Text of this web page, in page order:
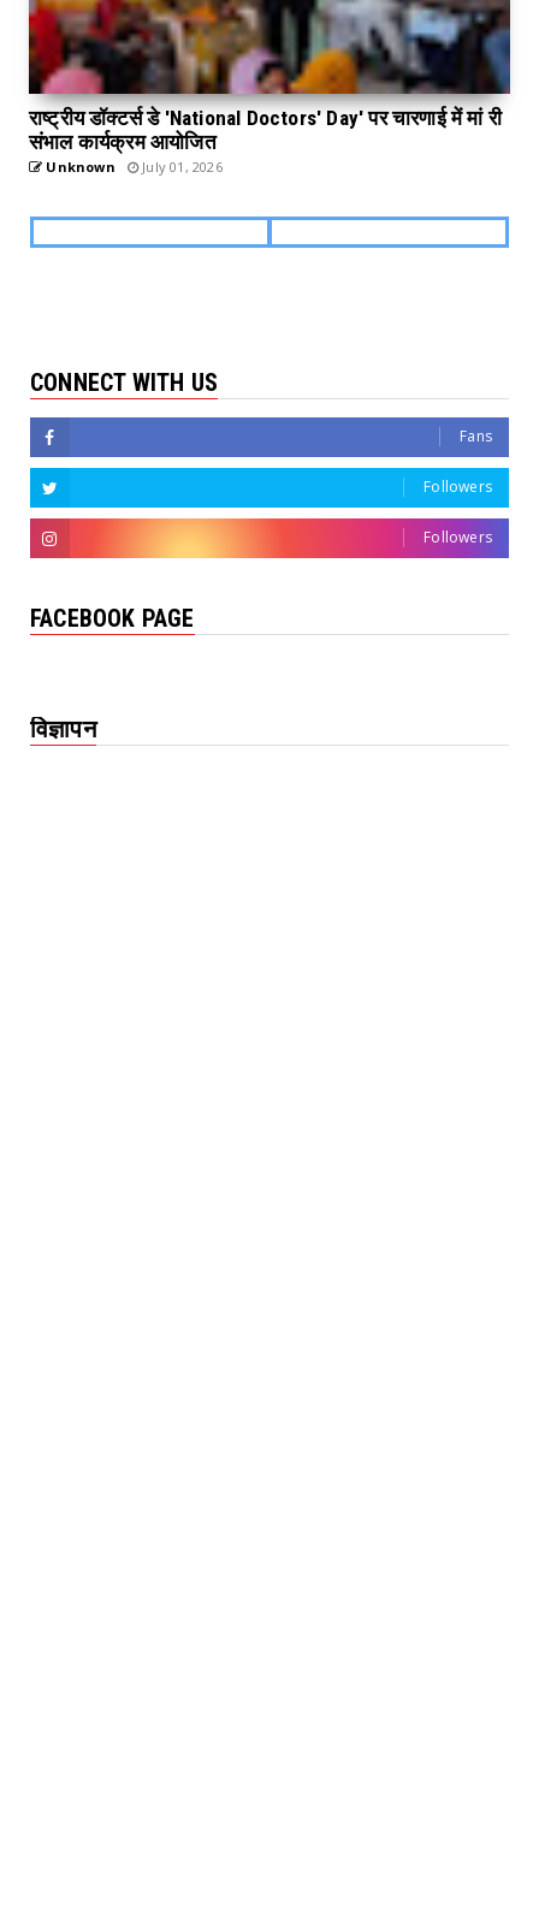
राष्ट्रीय डॉक्टर्स डे 'National Doctors' Day' पर चारणाई में मां री
संभाल कार्यक्रम आयोजित
Unknown July 01, 2026
CONNECT WITH US
Fans
Followers
Followers
FACEBOOK PAGE
विज्ञापन